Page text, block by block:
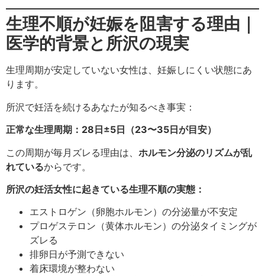
生理不順が妊娠を阻害する理由｜
医学的背景と所沢の現実
生理周期が安定していない女性は、妊娠しにくい状態にあ
ります。
所沢で妊活を続けるあなたが知るべき事実：
正常な生理周期：28日±5日（23〜35日が目安）
この周期が毎月ズレる理由は、 ホルモン分泌のリズムが乱
れているからです。
所沢の妊活女性に起きている生理不順の実態：
エストロゲン（卵胞ホルモン）の分泌量が不安定
プロゲステロン（黄体ホルモン）の分泌タイミングが
ズレる
排卵日が予測できない
着床環境が整わない